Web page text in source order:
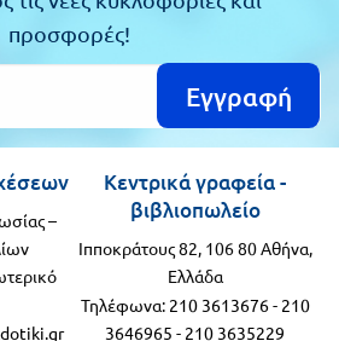
προσφορές!
Εγγραφή
Κεντρικά γραφεία -
βιβλιοπωλείο
Ιπποκράτους 82, 106 80 Αθήνα,
Ελλάδα
Τηλέφωνα: 210 3613676- 210
3646965 - 210 3635229
–